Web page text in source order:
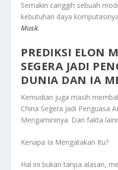
Semakin canggih sebuah
kebutuhan daya
Musk.
PREDIKSI ELON
SEGERA JADI
DUNIA DAN IA
Kemudian juga masih
China Segera Jadi Penguasa
Mengamininya. Dan fakta
Kenapa Ia Mengatakan Itu?
Hal ini bukan tanpa alasan,